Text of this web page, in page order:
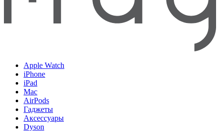
Apple Watch
iPhone
iPad
Mac
AirPods
Гаджеты
Аксессуары
Dyson